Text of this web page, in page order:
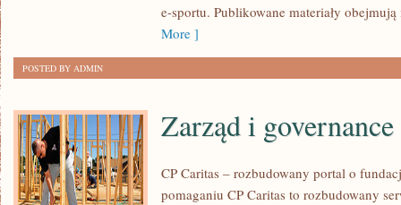
e-sportu. Publikowane materiały
More ]
POSTED BY ADMIN
Zarząd i governance
CP Caritas – rozbudowany portal o
pomaganiu CP Caritas to rozbudowany